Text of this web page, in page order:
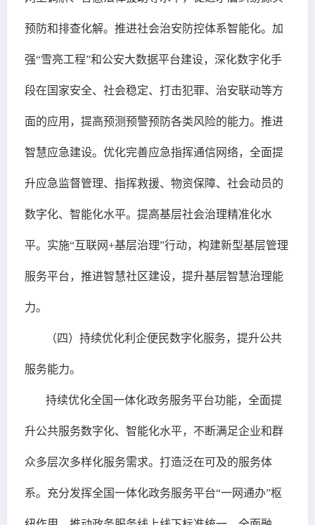
预防和排查化解。推进社会治安防控体系智能化。加
强“雪亮工程”和公安大数据平台建设，深化数字化手
段在国家安全、社会稳定、打击犯罪、治安联动等方
面的应用，提高预测预警预防各类风险的能力。推进
智慧应急建设。优化完善应急指挥通信网络，全面提
升应急监督管理、指挥救援、物资保障、社会动员的
数字化、智能化水平。提高基层社会治理精准化水
平。实施“互联网+基层治理”行动，构建新型基层管理
服务平台，推进智慧社区建设，提升基层智慧治理能
力。
（四）持续优化利企便民数字化服务，提升公共
服务能力。
持续优化全国一体化政务服务平台功能，全面提
升公共服务数字化、智能化水平，不断满足企业和群
众多层次多样化服务需求。打造泛在可及的服务体
系。充分发挥全国一体化政务服务平台“一网通办”枢